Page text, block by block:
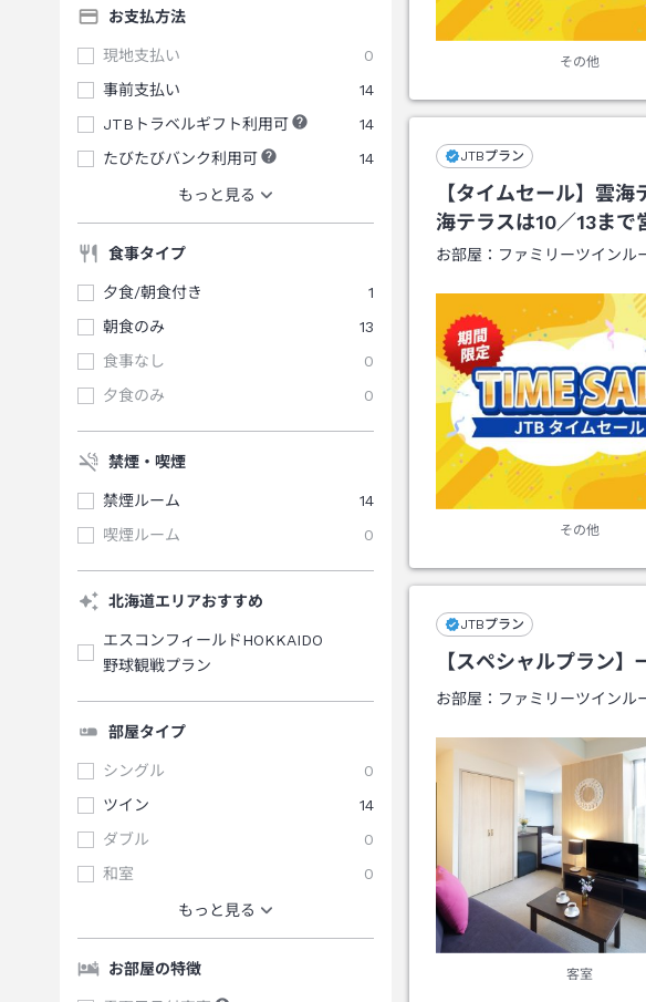
お支払方法
現地支払い
0
事前支払い
14
JTBトラベルギフト利用可
14
たびたびバンク利用可
14
もっと見る
食事タイプ
夕食/朝食付き
1
朝食のみ
13
食事なし
0
夕食のみ
0
禁煙・喫煙
禁煙ルーム
14
喫煙ルーム
0
北海道エリアおすすめ
エスコンフィールドHOKKAIDO
野球観戦プラン
部屋タイプ
シングル
0
ツイン
14
ダブル
0
和室
0
もっと見る
お部屋の特徴
その他
JTBプラン
【タイムセール】雲
海テラスは10／13まで
お部屋： ファミリーツインル
その他
JTBプラン
【スペシャルプラン】
お部屋： ファミリーツインル
客室